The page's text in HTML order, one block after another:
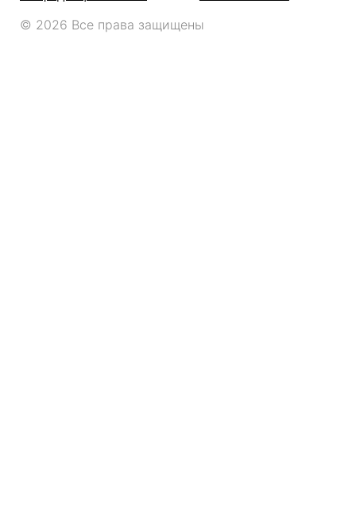
© 2026 Все права защищены